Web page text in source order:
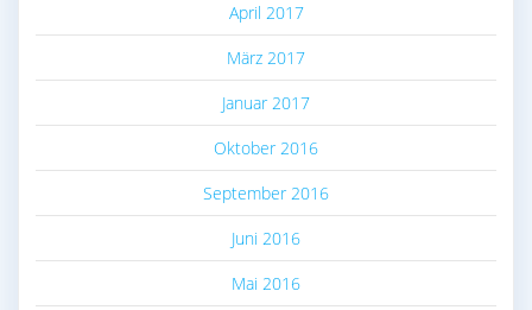
April 2017
März 2017
Januar 2017
Oktober 2016
September 2016
Juni 2016
Mai 2016